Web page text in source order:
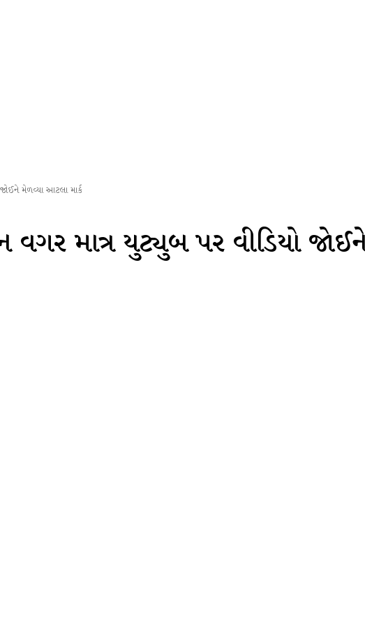
જોઈને મેળવ્યા આટલા માર્ક
વગર માત્ર યુટ્યુબ પર વીડિયો